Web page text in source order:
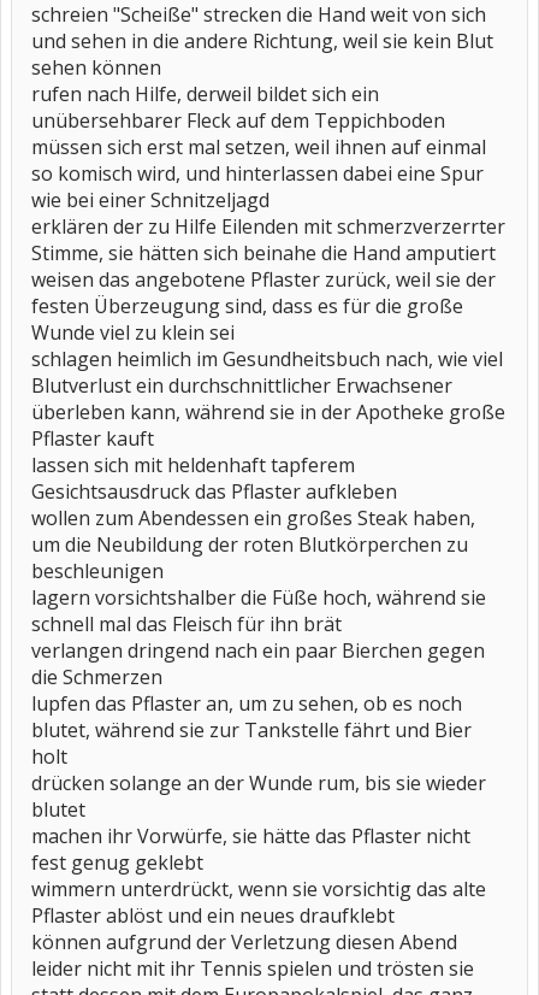
schreien "Scheiße" strecken die Hand weit von sich
und sehen in die andere Richtung, weil sie kein Blut
sehen können
rufen nach Hilfe, derweil bildet sich ein
unübersehbarer Fleck auf dem Teppichboden
müssen sich erst mal setzen, weil ihnen auf einmal
so komisch wird, und hinterlassen dabei eine Spur
wie bei einer Schnitzeljagd
erklären der zu Hilfe Eilenden mit schmerzverzerrter
Stimme, sie hätten sich beinahe die Hand amputiert
weisen das angebotene Pflaster zurück, weil sie der
festen Überzeugung sind, dass es für die große
Wunde viel zu klein sei
schlagen heimlich im Gesundheitsbuch nach, wie viel
Blutverlust ein durchschnittlicher Erwachsener
überleben kann, während sie in der Apotheke große
Pflaster kauft
lassen sich mit heldenhaft tapferem
Gesichtsausdruck das Pflaster aufkleben
wollen zum Abendessen ein großes Steak haben,
um die Neubildung der roten Blutkörperchen zu
beschleunigen
lagern vorsichtshalber die Füße hoch, während sie
schnell mal das Fleisch für ihn brät
verlangen dringend nach ein paar Bierchen gegen
die Schmerzen
lupfen das Pflaster an, um zu sehen, ob es noch
blutet, während sie zur Tankstelle fährt und Bier
holt
drücken solange an der Wunde rum, bis sie wieder
blutet
machen ihr Vorwürfe, sie hätte das Pflaster nicht
fest genug geklebt
wimmern unterdrückt, wenn sie vorsichtig das alte
Pflaster ablöst und ein neues draufklebt
können aufgrund der Verletzung diesen Abend
leider nicht mit ihr Tennis spielen und trösten sie